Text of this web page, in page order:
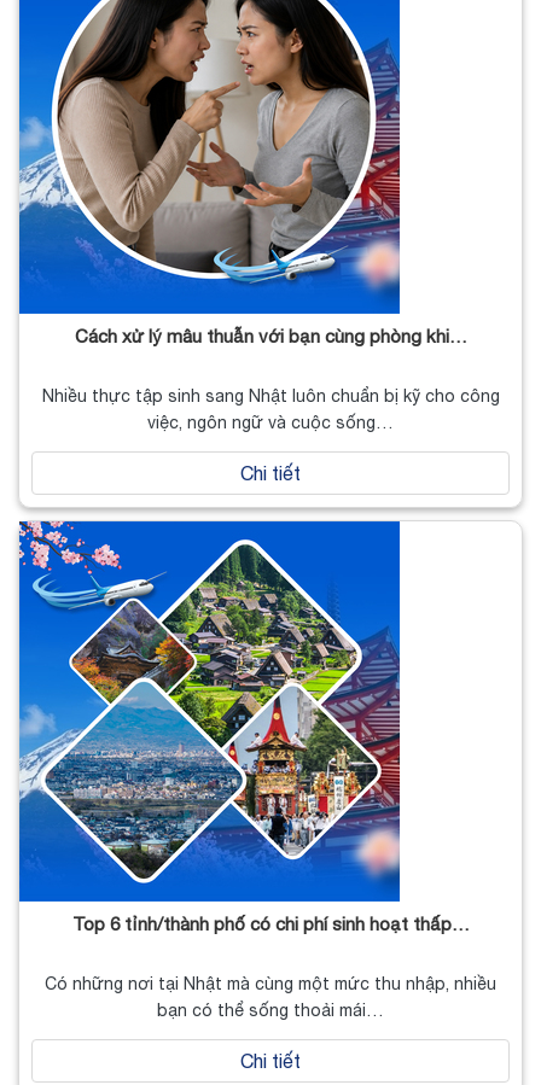
Cách xử lý mâu thuẫn với bạn cùng phòng khi…
Nhiều thực tập sinh sang Nhật luôn chuẩn bị kỹ cho công
việc, ngôn ngữ và cuộc sống…
Chi tiết
Top 6 tỉnh/thành phố có chi phí sinh hoạt thấp…
Có những nơi tại Nhật mà cùng một mức thu nhập, nhiều
bạn có thể sống thoải mái…
Chi tiết